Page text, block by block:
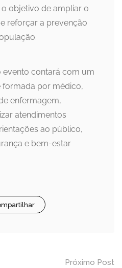
objetivo de ampliar o
reforçar a prevenção
evento contará com um
por médico,
enfermagem,
atendimentos
ao público,
e bem-estar
Próximo Post